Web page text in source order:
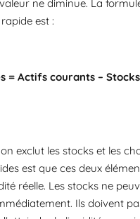
ne diminue. La
est :
= Actifs courants –
exclut les stocks et les
est que ces deux
réelle. Les stocks ne
Ils doivent